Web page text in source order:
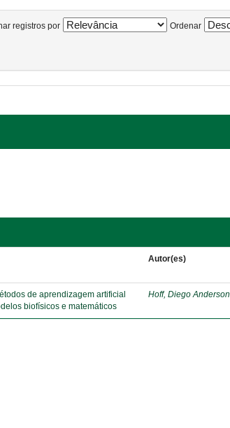
registros por Ordenar
Autor(es)
de aprendizagem artificial
biofísicos e matemáticos
Hoff, Diego Anderson